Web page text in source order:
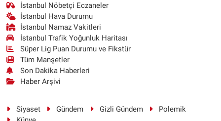
İstanbul Nöbetçi Eczaneler
İstanbul Hava Durumu
İstanbul Namaz Vakitleri
İstanbul Trafik Yoğunluk Haritası
Süper Lig Puan Durumu ve Fikstür
Tüm Manşetler
Son Dakika Haberleri
Haber Arşivi
Siyaset Gündem Gizli Gündem
Polemik